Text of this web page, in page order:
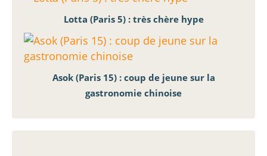
Lotta (Paris 5) : très chère hype
Asok (Paris 15) : coup de jeune sur la
gastronomie chinoise